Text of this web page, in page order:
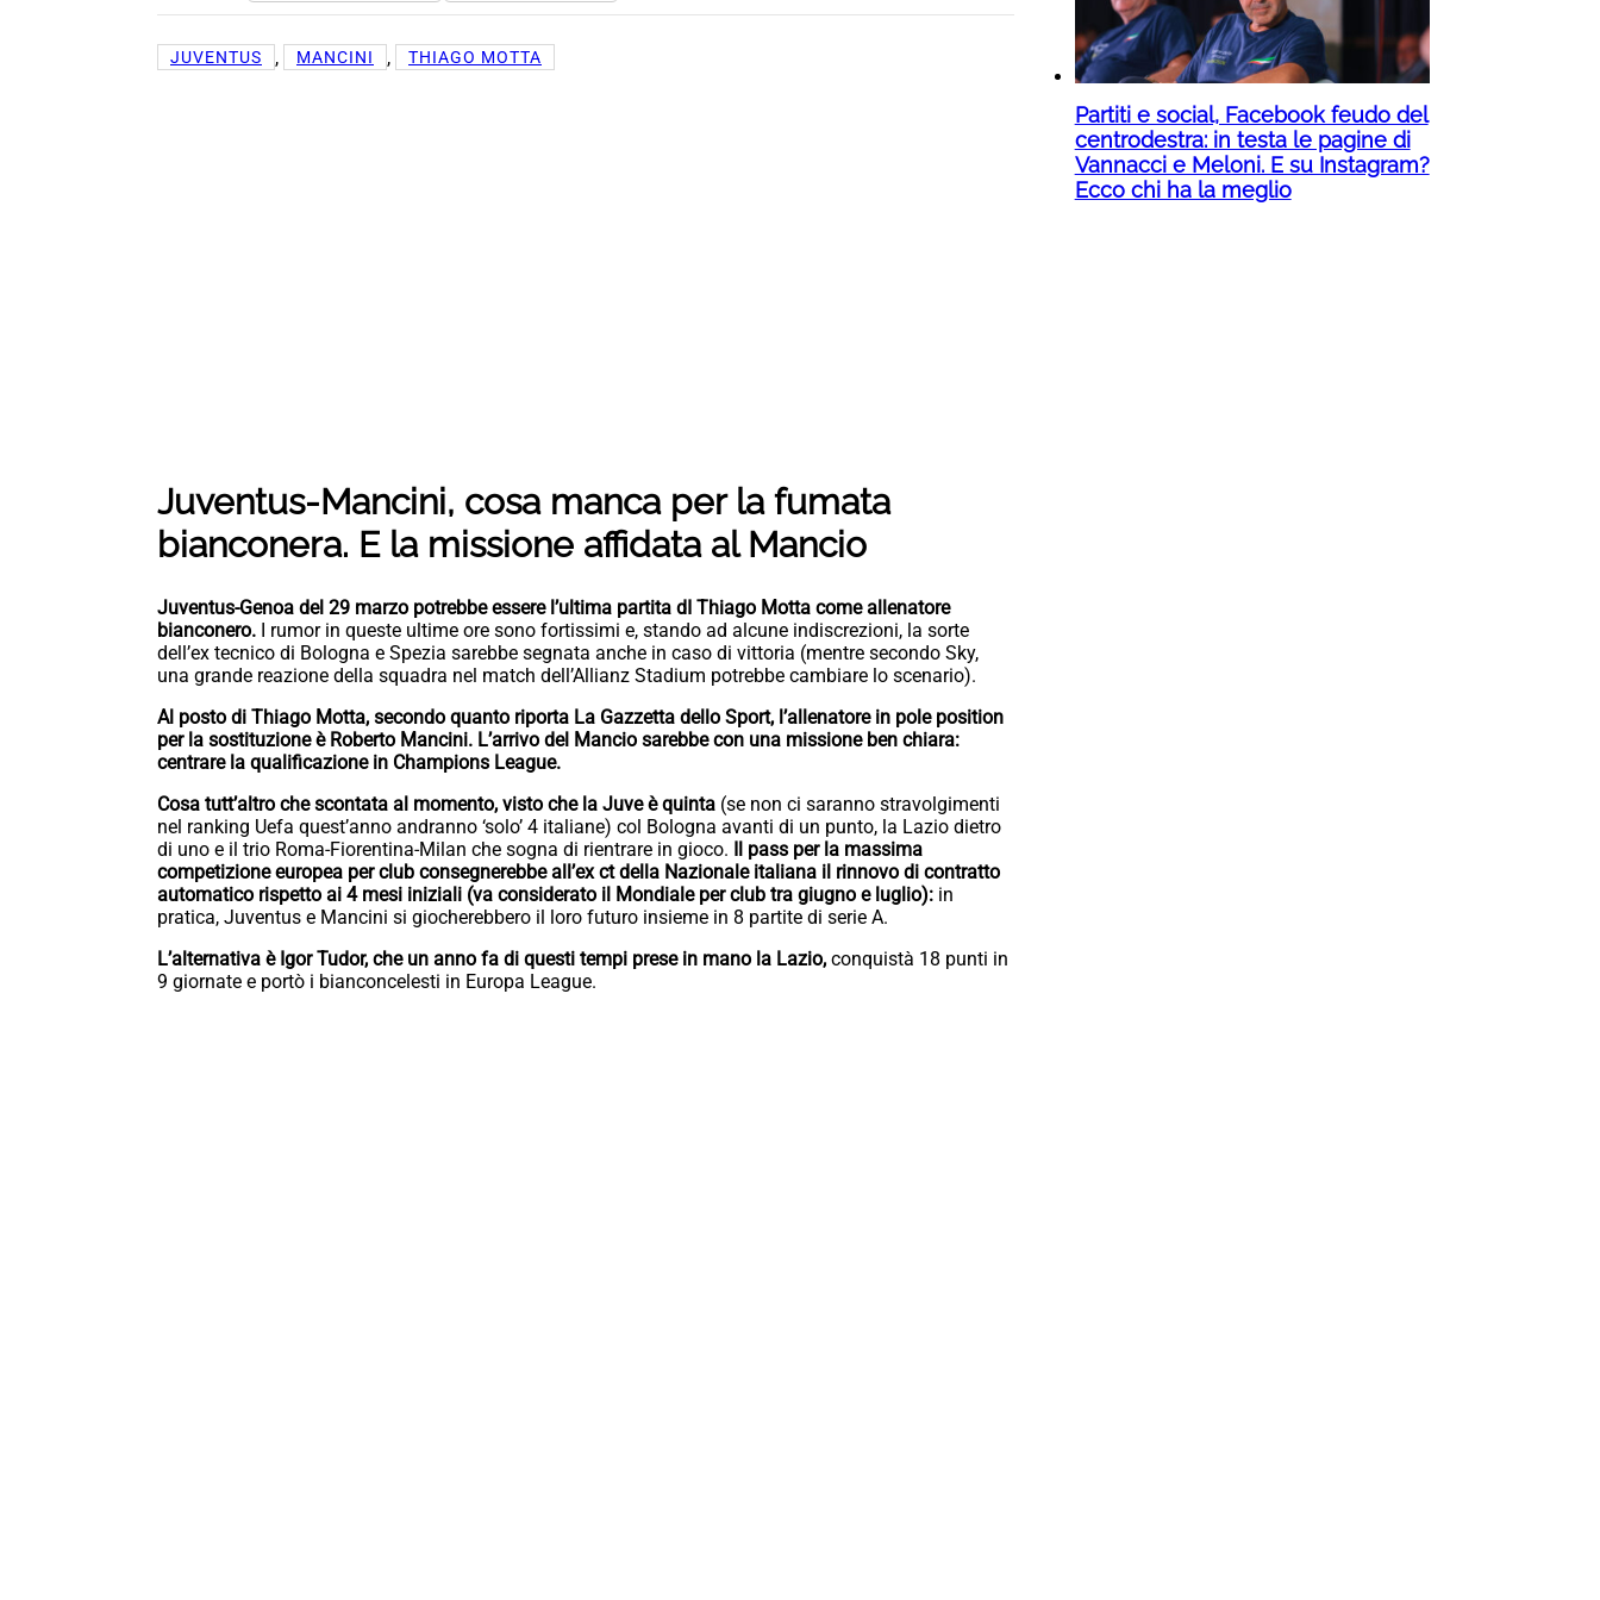
JUVENTUS , MANCINI , THIAGO MOTTA
Juventus-Mancini, cosa manca per la fumata
bianconera. E la missione affidata al Mancio
Juventus-Genoa del 29 marzo potrebbe essere l’ultima partita dI Thiago Motta come allenatore
bianconero. I rumor in queste ultime ore sono fortissimi e, stando ad alcune indiscrezioni, la sorte
dell’ex tecnico di Bologna e Spezia sarebbe segnata anche in caso di vittoria (mentre secondo Sky,
una grande reazione della squadra nel match dell’Allianz Stadium potrebbe cambiare lo scenario).
Al posto di Thiago Motta, secondo quanto riporta La Gazzetta dello Sport, l’allenatore in pole position
per la sostituzione è Roberto Mancini. L’arrivo del Mancio sarebbe con una missione ben chiara:
centrare la qualificazione in Champions League.
Cosa tutt’altro che scontata al momento, visto che la Juve è quinta (se non ci saranno stravolgimenti
nel ranking Uefa quest’anno andranno ‘solo’ 4 italiane) col Bologna avanti di un punto, la Lazio dietro
di uno e il trio Roma-Fiorentina-Milan che sogna di rientrare in gioco. Il pass per la massima
competizione europea per club consegnerebbe all’ex ct della Nazionale italiana il rinnovo di contratto
automatico rispetto ai 4 mesi iniziali (va considerato il Mondiale per club tra giugno e luglio): in
pratica, Juventus e Mancini si giocherebbero il loro futuro insieme in 8 partite di serie A.
L’alternativa è Igor Tudor, che un anno fa di questi tempi prese in mano la Lazio, conquistà 18 punti in
9 giornate e portò i bianconcelesti in Europa League.
Partiti e social, Facebook feudo del
centrodestra: in testa le pagine di
Vannacci e Meloni. E su Instagram?
Ecco chi ha la meglio